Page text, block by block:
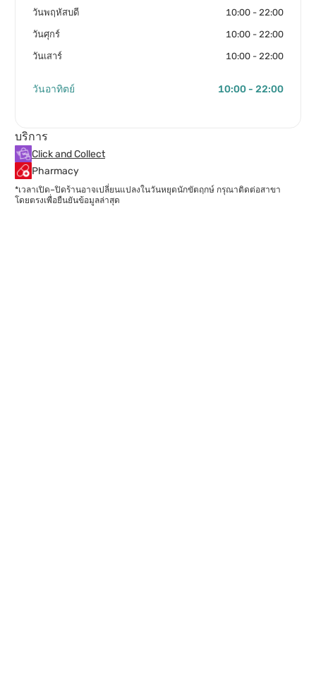
วันพฤหัสบดี 10:00 - 22:00
วันศุกร์ 10:00 - 22:00
วันเสาร์ 10:00 - 22:00
วันอาทิตย์ 10:00 - 22:00
บริการ
Click and Collect
Pharmacy
*เวลาเปิด–ปิดร้านอาจเปลี่ยนแปลงในวันหยุดนักขัตฤกษ์ กรุณาติดต่อสาขา
โดยตรงเพื่อยืนยันข้อมูลล่าสุด